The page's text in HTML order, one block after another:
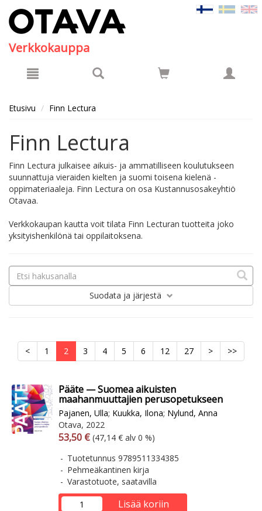
Verkkokauppa
Etusivu Finn Lectura
Finn Lectura
Finn Lectura julkaisee aikuis- ja ammatilliseen koulutukseen
suunnattuja vieraiden kielten ja suomi toisena kielenä -
oppimateriaaleja. Finn Lectura on osa Kustannusosakeyhtiö
Otavaa.
Verkkokaupan kautta voit tilata Finn Lecturan tuotteita joko
yksityishenkilönä tai oppilaitoksena.
Suodata ja järjestä
< 1 2 3 4 5 6 12 27 > >>
Pääte — Suomea aikuisten
maahanmuuttajien perusopetukseen
Pajanen, Ulla; Kuukka, Ilona; Nylund, Anna
Otava, 2022
Arvonlisäverollinen hinta
53,50 € Arvonlisäveroton hinta
(47,14 € alv 0 %)
Tuotetunnus 9789511334385
Pehmeäkantinen kirja
Varastotuote, saatavilla
Lisää koriin